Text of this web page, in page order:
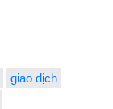
giao dịch